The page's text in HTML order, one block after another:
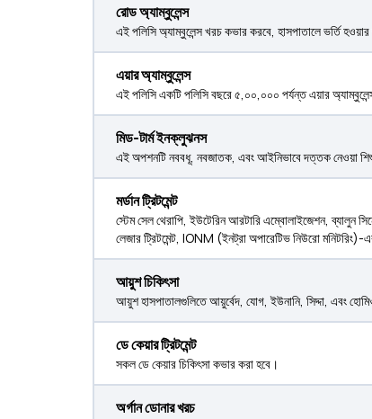
রোড অ্যাম্বুলেন্স
এই পলিসি অ্যাম্বুলেন্স খরচ কভার করবে, হাসপাতালে ভর্তি
এয়ার অ্যাম্বুলেন্স
এই পলিসি একটি পলিসি বছরে ₹৫,০০,০০০ পর্যন্ত এয়ার
মিড-টার্ম ইনক্লুঝনস
এই অপশনটি নববধূ, নবজাতক, এবং আইনিভাবে দত্তক নেওয়া
মর্ডান ট্রিটমেন্ট
স্টেম সেল থেরাপি, ইউটেরিন আরটারি এম্বোলাইজেশন, ব্যালুন
লেজার ট্রিটমেন্ট, IONM (ইনট্রা অপারেটিভ নিউরো
আয়ুশ চিকিৎসা
আয়ুশ হাসপাতালগুলিতে আয়ুর্বেদ, যোগ, ইউনানি, সিদ্দা, এবং
ডে কেয়ার ট্রিটমেন্ট
সকল ডে কেয়ার চিকিৎসা কভার করা হবে।
অর্গান ডোনার খরচ